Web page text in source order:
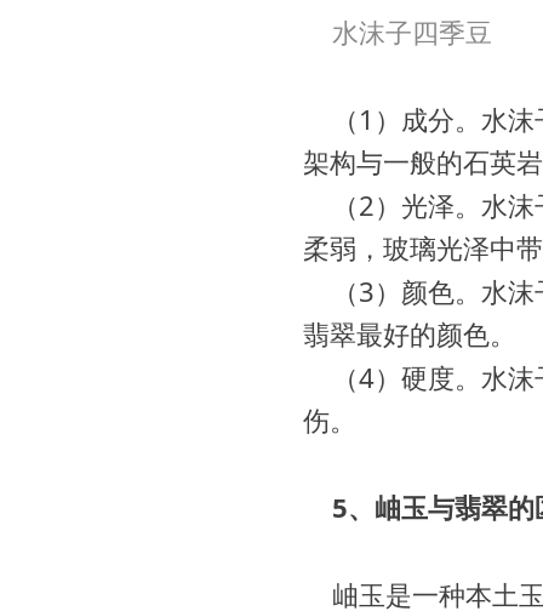
水沫子四季豆
（1）成分。 水沫
架构与一般的石英
（2）光泽。 水沫
柔弱，玻璃光泽中
（3）颜色。 水沫
翡翠最好的颜色。
（4）硬度。 水沫
伤。
5、岫玉与翡翠的
岫玉是一种本土